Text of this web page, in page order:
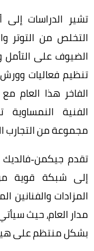
تشير الدراسات إلى
التخلص من التوتر
الضيوف على التأمل
تنظيم فعاليات
الفاخر هذا العام
الفنية النمساوية
مجموعة من التجارب
تقدم جيكمن-
إلى شبكة قوية
المزادات
مدار العام، حيث
بشكل منتظم على